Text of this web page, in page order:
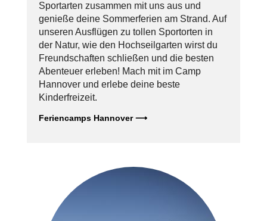
Sportarten zusammen mit uns aus und
genieße deine Sommerferien am Strand. Auf
unseren Ausflügen zu tollen Sportorten in
der Natur, wie den Hochseilgarten wirst du
Freundschaften schließen und die besten
Abenteuer erleben! Mach mit im Camp
Hannover und erlebe deine beste
Kinderfreizeit.
Feriencamps Hannover ⟶